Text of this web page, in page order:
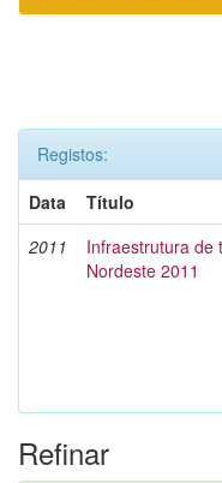
Registos:
Data
Título
2011
Infraestrutura de
Nordeste 2011
Refinar